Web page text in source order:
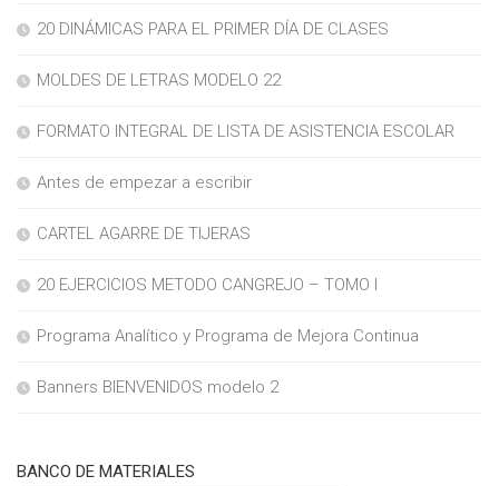
20 DINÁMICAS PARA EL PRIMER DÍA DE CLASES
MOLDES DE LETRAS MODELO 22
FORMATO INTEGRAL DE LISTA DE ASISTENCIA ESCOLAR
Antes de empezar a escribir
CARTEL AGARRE DE TIJERAS
20 EJERCICIOS METODO CANGREJO – TOMO I
Programa Analítico y Programa de Mejora Continua
Banners BIENVENIDOS modelo 2
BANCO DE MATERIALES